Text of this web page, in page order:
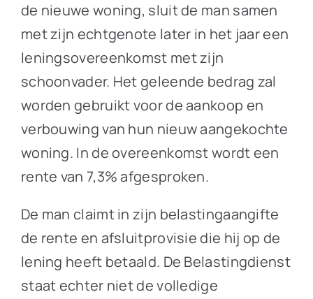
de nieuwe woning, sluit de man samen
met zijn echtgenote later in het jaar een
leningsovereenkomst met zijn
schoonvader. Het geleende bedrag zal
worden gebruikt voor de aankoop en
verbouwing van hun nieuw aangekochte
woning. In de overeenkomst wordt een
rente van 7,3% afgesproken.
De man claimt in zijn belastingaangifte
de rente en afsluitprovisie die hij op de
lening heeft betaald. De Belastingdienst
staat echter niet de volledige